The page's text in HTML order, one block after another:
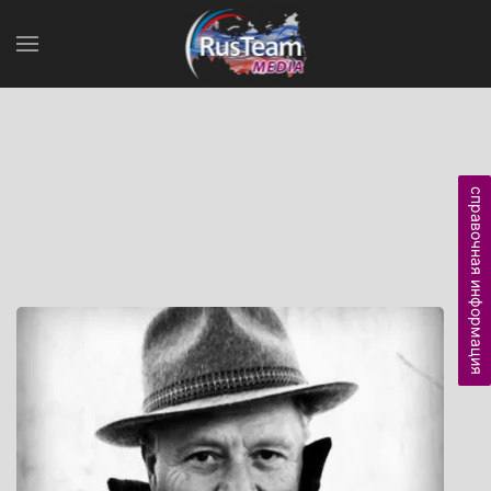
справочная информация